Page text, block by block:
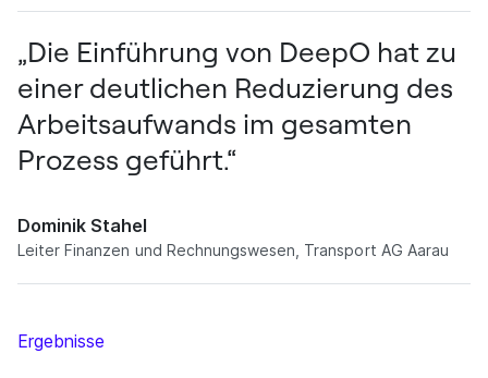
„Die Einführung von DeepO hat zu
einer deutlichen Reduzierung des
Arbeitsaufwands im gesamten
Prozess geführt.“
Dominik Stahel
Leiter Finanzen und Rechnungswesen, Transport AG Aarau
Ergebnisse